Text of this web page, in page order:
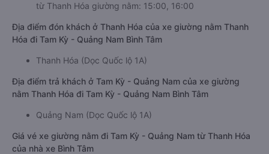
từ Thanh Hóa giường nằm: 15:00, 16:00
Địa điểm đón khách ở Thanh Hóa của xe giường nằm Thanh
Hóa đi Tam Kỳ - Quảng Nam Bình Tâm
Thanh Hóa (Dọc Quốc lộ 1A)
Địa điểm trả khách ở Tam Kỳ - Quảng Nam của xe giường
nằm Thanh Hóa đi Tam Kỳ - Quảng Nam Bình Tâm
Quảng Nam (Dọc Quốc lộ 1A)
Giá vé xe giường nằm đi Tam Kỳ - Quảng Nam từ Thanh Hóa
của nhà xe Bình Tâm